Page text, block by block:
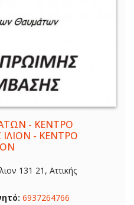
- ΚΕΝΤΡΟ
- ΚΕΝΤΡΟ
131 21, Αττικής
6937264766